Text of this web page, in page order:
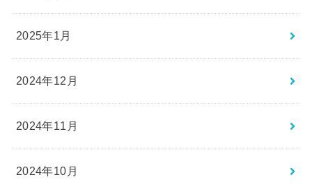
2025年1月
2024年12月
2024年11月
2024年10月